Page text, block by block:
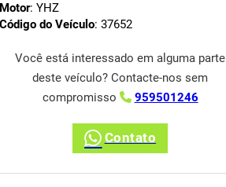
Motor: YHZ
Código do Veículo: 37652
Você está interessado em alguma parte
deste veículo? Contacte-nos sem
compromisso
959501246
Contato